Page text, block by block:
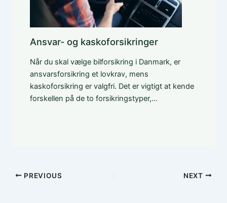
Ansvar- og kaskoforsikringer
Når du skal vælge bilforsikring i Danmark, er
ansvarsforsikring et lovkrav, mens
kaskoforsikring er valgfri. Det er vigtigt at kende
forskellen på de to forsikringstyper,…
PREVIOUS NEXT